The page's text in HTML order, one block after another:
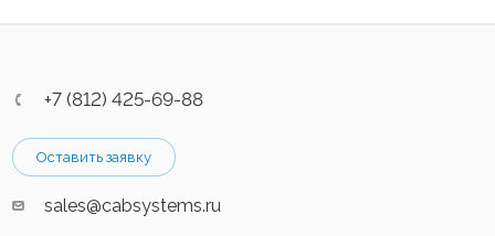
+7 (812) 425-69-88
Оставить заявку
sales@cabsystems.ru